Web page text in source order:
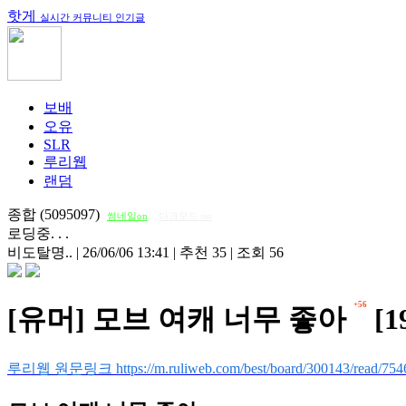
핫게 실시간 커뮤니티 인기글
보배
오유
SLR
루리웹
랜덤
종합 (5095097) 썸네일on
로딩중. . .
비도탈명.. | 26/06/06 13:41 | 추천 35 | 조회 56
[유머] 모브 여캐 너무 좋아 +56
루리웹 원문링크 https://m.ruliweb.com/best/board/300143/read/